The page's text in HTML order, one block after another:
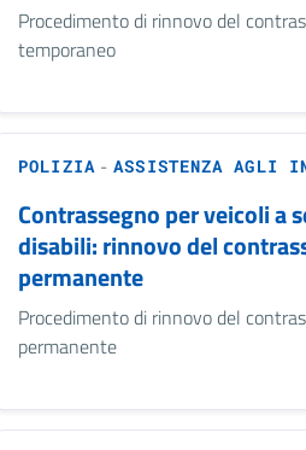
Procedimento di rinnovo del
temporaneo
POLIZIA-ASSISTENZA AGLI
Contrassegno per veicoli a
disabili: rinnovo del
permanente
Procedimento di rinnovo del
permanente